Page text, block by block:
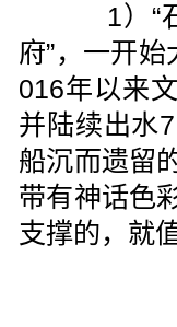
1）“石
府”，一开
016年以来
并陆续出水
船沉而遗留
带有神话色
支撑的，就